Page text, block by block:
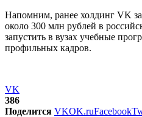
Напомним, ранее холдинг VK
около 300 млн рублей в
запустить в вузах учебные
профильных кадров.
VK
386
Поделится VKOK.ruFacebook